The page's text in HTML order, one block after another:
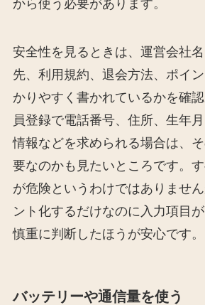
から使う必要があります。
安全性を見るときは、運営会社
先、利用規約、退会方法、ポイ
かりやすく書かれているかを確
員登録で電話番号、住所、生年
情報などを求められる場合は、
要なのかも見たいところです。
が危険というわけではありませ
ント化するだけなのに入力項目
慎重に判断したほうが安心です。
バッテリーや通信量を使う